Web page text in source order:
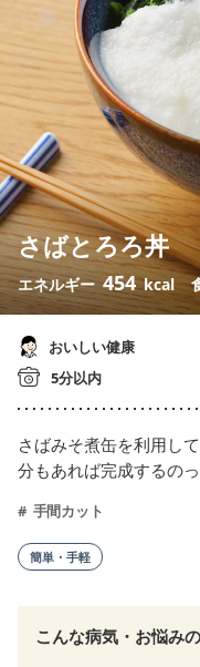
さばとろろ丼
エネルギー 454 kcal
おいしい健康
5分以内
さばみそ煮缶を利用し
分もあれば完成するの
手間カット
簡単・手軽
こんな病気・お悩み